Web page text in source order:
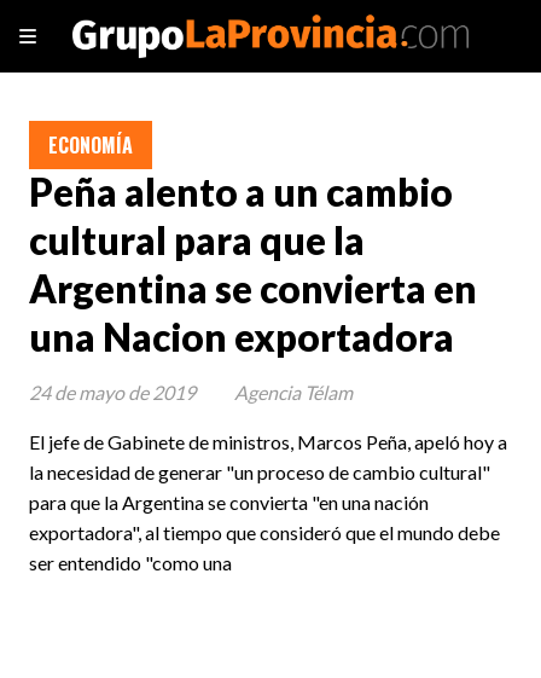
Peña alento a un cambio
cultural para que la
Argentina se convierta en
una Nacion exportadora
El jefe de Gabinete de ministros, Marcos Peña, apeló hoy a
la necesidad de generar "un proceso de cambio cultural"
para que la Argentina se convierta "en una nación
exportadora", al tiempo que consideró que el mundo debe
ser entendido "como una
ECONOMÍA
24 de mayo de 2019 Agencia Télam